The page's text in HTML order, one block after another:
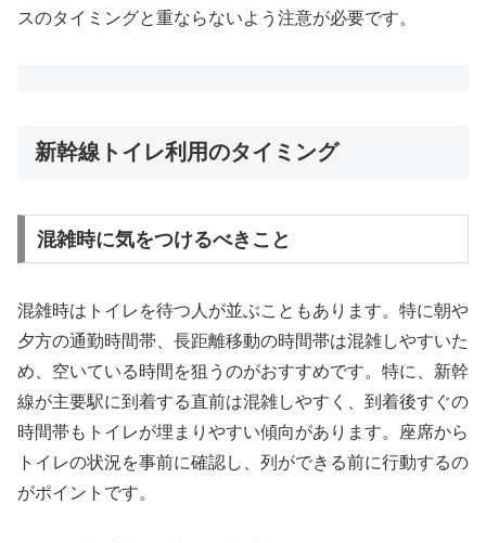
スのタイミングと重ならないよう注意が必要です。
新幹線トイレ利用のタイミング
混雑時に気をつけるべきこと
混雑時はトイレを待つ人が並ぶこともあります。特に朝や
夕方の通勤時間帯、長距離移動の時間帯は混雑しやすいた
め、空いている時間を狙うのがおすすめです。特に、新幹
線が主要駅に到着する直前は混雑しやすく、到着後すぐの
時間帯もトイレが埋まりやすい傾向があります。座席から
トイレの状況を事前に確認し、列ができる前に行動するの
がポイントです。